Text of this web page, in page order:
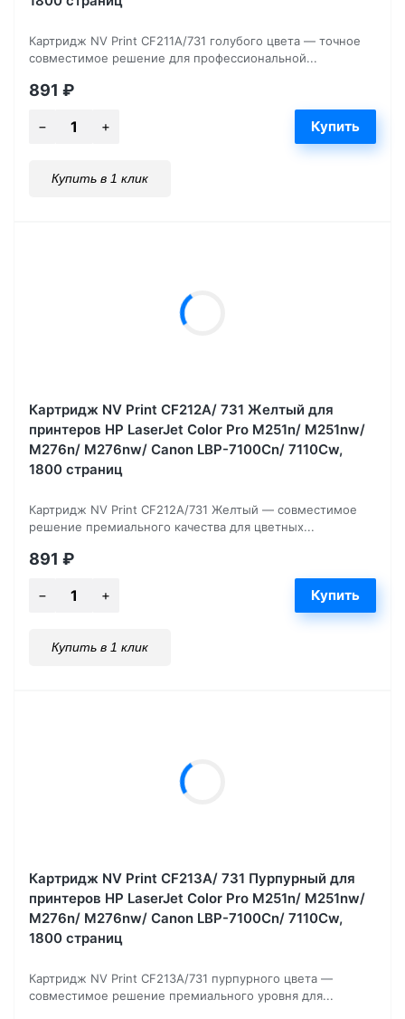
Картридж NV Print CF211A/731 голубого цвета — точное
совместимое решение для профессиональной...
891 ₽
Купить в 1 клик
Картридж NV Print CF212A/ 731 Желтый для
принтеров HP LaserJet Color Pro M251n/ M251nw/
M276n/ M276nw/ Canon LBP-7100Cn/ 7110Cw,
1800 страниц
Картридж NV Print CF212A/731 Желтый — совместимое
решение премиального качества для цветных...
891 ₽
Купить в 1 клик
Картридж NV Print CF213A/ 731 Пурпурный для
принтеров HP LaserJet Color Pro M251n/ M251nw/
M276n/ M276nw/ Canon LBP-7100Cn/ 7110Cw,
1800 страниц
Картридж NV Print CF213A/731 пурпурного цвета —
совместимое решение премиального уровня для...